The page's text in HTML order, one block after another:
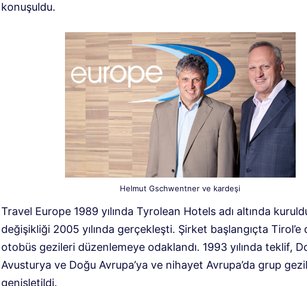
konuşuldu.
Helmut Gschwentner ve kardeşi
Travel Europe 1989 yılında Tyrolean Hotels adı altında
değişikliği 2005 yılında gerçekleşti. Şirket başlangıçta Tirol’e
otobüs gezileri düzenlemeye odaklandı. 1993 yılında teklif,
Avusturya ve Doğu Avrupa’ya ve nihayet Avrupa’da grup
genişletildi.